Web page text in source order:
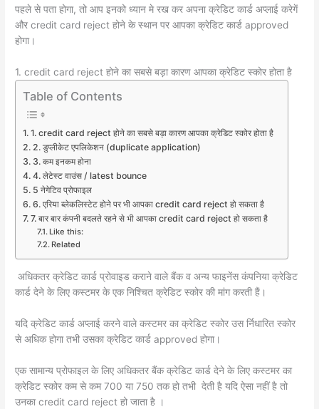
पहले से पता होगा, तो आप इनको ध्यान मे रख कर अपना क्रेडिट कार्ड अप्लाई करेगें
और credit card reject होने के स्थान पर आपका क्रेडिट कार्ड approved
होगा।
1. credit card reject होने का सबसे बड़ा कारण आपका क्रेडिट स्कोर होता है
Table of Contents
1. credit card reject होने का सबसे बड़ा कारण आपका क्रेडिट स्कोर होता है
2. डुप्लीकेट एपलिकेशन (duplicate application)
3. कम इनकम होना
4. लेटेस्ट वाउंस / latest bounce
5 नेगेटिव प्रोफाइल
6. एरिया ब्लेकलिस्टेट होने पर भी आपका credit card reject हो सकता है
7. बार बार कंपनी बदलते रहने से भी आपका credit card reject हो सकता है
Like this:
Related
अधिकतर क्रेडिट कार्ड प्रोवाइड कराने वाले बैंक व अन्य फाइनेंस कंपनिया क्रेडिट
कार्ड देने के लिए कस्टमर के एक निश्चित क्रेडिट स्कोर की मांग करती हैं।
यदि क्रेडिट कार्ड अप्लाई करने वाले कस्टमर का क्रेडिट स्कोर उस र्निधारित स्कोर
से अधिक होगा तभी उसका क्रेडिट कार्ड approved होगा।
एक सामान्य प्रोफाइल के लिए अधिकतर बैंक क्रेडिट कार्ड देने के लिए कस्टमर का
क्रेडिट स्कोर कम से कम 700 या 750 तक हो तभी देती है यदि ऐसा नहीं है तो
उनका credit card reject हो जाता है ।